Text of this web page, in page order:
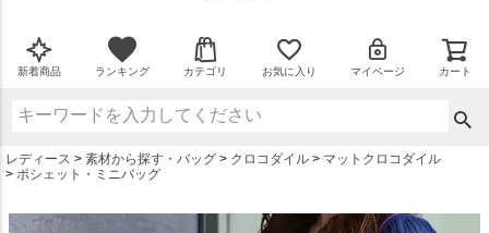
新着商品 ランキング カテゴリ お気に入り マイページ カート
レディース 素材から探す・バッグ クロコダイル
マットクロコダイル
ポシェット・ミニバッグ